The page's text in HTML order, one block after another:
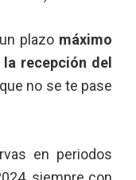
plazo máximo
recepción del
no se te pase
en periodos